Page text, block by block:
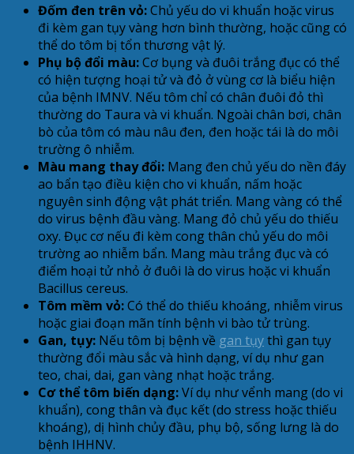
Đốm đen trên vỏ:Chủ yếu do vi khuẩn hoặc virus
đi kèm gan tụy vàng hơn bình thường, hoặc cũng có
thể do tôm bị tổn thương vật lý.
Phụ bộ đổi màu:Cơ bụng và đuôi trắng đục có thể
có hiện tượng hoại tử và đỏ ở vùng cơ là biểu hiện
của bệnh IMNV. Nếu tôm chỉ có chân đuôi đỏ thì
thường do Taura và vi khuẩn. Ngoài chân bơi, chân
bò của tôm có màu nâu đen, đen hoặc tái là do môi
trường ô nhiễm.
Màu mang thay đổi: Mang đen chủ yếu do nền đáy
ao bẩn tạo điều kiện cho vi khuẩn, nấm hoặc
nguyên sinh động vật phát triển. Mang vàng có thể
do virus bệnh đầu vàng. Mang đỏ chủ yếu do thiếu
oxy. Đục cơ nếu đi kèm cong thân chủ yếu do môi
trường ao nhiễm bẩn. Mang màu trắng đục và có
điểm hoại tử nhỏ ở đuôi là do virus hoặc vi khuẩn
Bacillus cereus.
Tôm mềm vỏ:Có thể do thiếu khoáng, nhiễm virus
hoặc giai đoạn mãn tính bệnh vi bào tử trùng.
Gan, tụy: Nếu tôm bị bệnh về gan tụythì gan tụy
thường đổi màu sắc và hình dạng, ví dụ như gan
teo, chai, dai, gan vàng nhạt hoặc trắng.
Cơ thể tôm biến dạng:Ví dụ như vểnh mang (do vi
khuẩn), cong thân và đục kết (do stress hoặc thiếu
khoáng), dị hình chủy đầu, phụ bộ, sống lưng là do
bệnh IHHNV.